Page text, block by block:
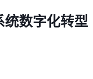
数字化转型